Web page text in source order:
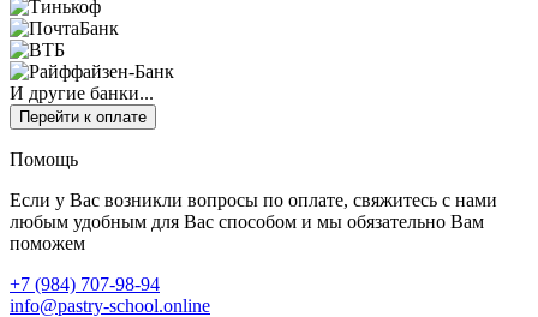
И другие банки...
Перейти к оплате
Помощь
Если у Вас возникли вопросы по оплате, свяжитесь с нами
любым удобным для Вас способом и мы обязательно Вам
поможем
+7 (984) 707-98-94
info@pastry-school.online